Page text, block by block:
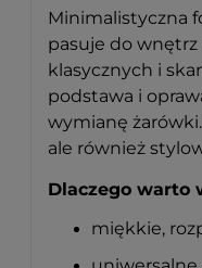
Minimalistyczna
pasuje do
klasycznych i
podstawa i
wymianę żarówki.
ale również
Dlaczego warto
miękkie,